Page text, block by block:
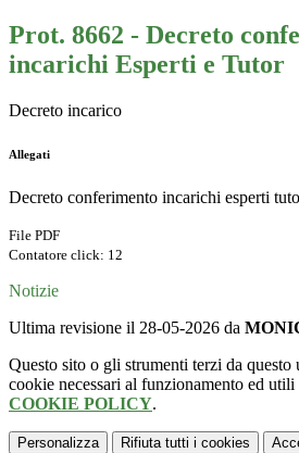
Prot. 8662 - Decreto
incarichi Esperti e Tutor
Decreto incarico
Allegati
Decreto conferimento incarichi esperti
File PDF
Contatore click: 12
Notizie
Ultima revisione il 28-05-2026 da
Questo sito o gli strumenti terzi da
cookie necessari al funzionamento ed
COOKIE POLICY.
Personalizza Rifiuta tutti i cookies